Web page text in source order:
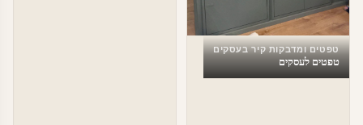
טפטים ומדבקות קיר בעסקים
טפטים לעסקים